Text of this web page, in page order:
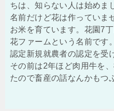
ちは、知らない人は始めま
名前だけど花は作っていま
お米を育ています。花園7
花ファームという名前です
認定新規就農者の認定を受
その前は2年ほど肉用牛を
たので畜産の話なんかも